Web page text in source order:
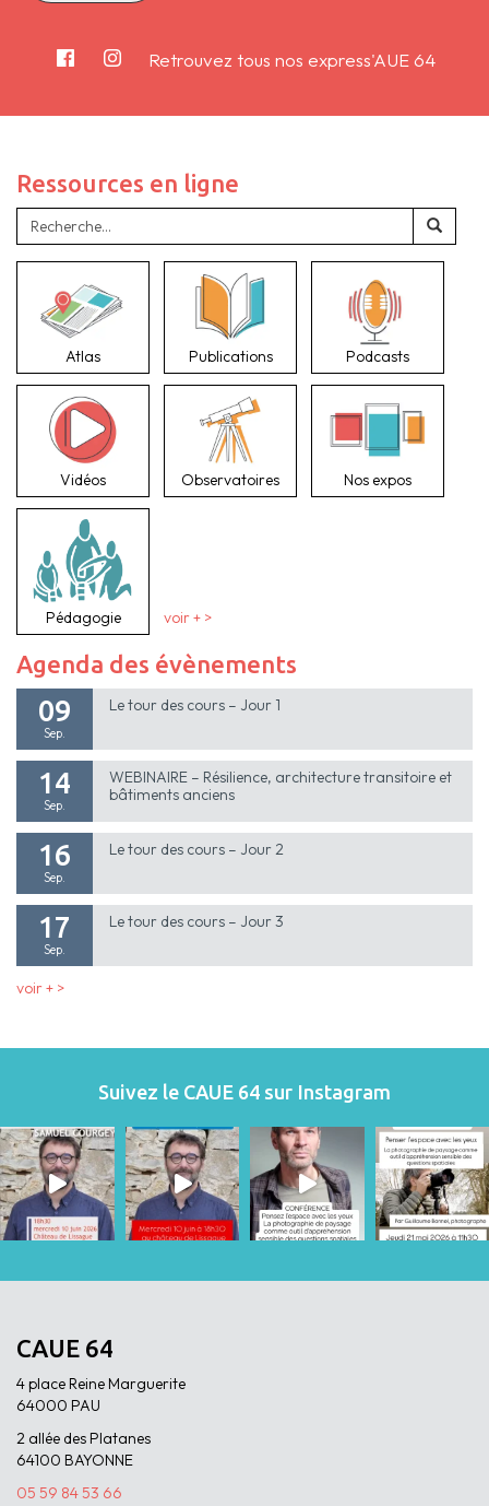
Retrouvez tous nos express'AUE 64
Ressources en ligne
Atlas Publications Podcasts
Vidéos Observatoires Nos expos
Pédagogie voir + >
Agenda des évènements
09
Sep.
Le tour des cours – Jour 1
14
Sep.
WEBINAIRE – Résilience, architecture transitoire et
bâtiments anciens
16
Sep.
Le tour des cours – Jour 2
17
Sep.
Le tour des cours – Jour 3
voir + >
Suivez le CAUE 64 sur Instagram
CAUE 64
4 place Reine Marguerite
64000 PAU
2 allée des Platanes
64100 BAYONNE
05 59 84 53 66